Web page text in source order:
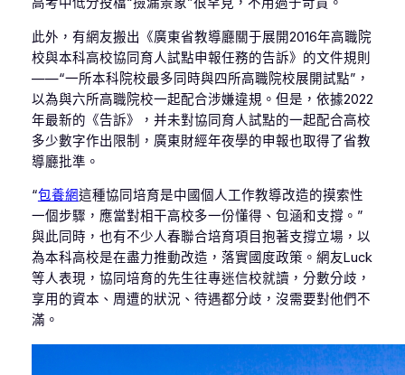
此外，有網友搬出《廣東省教導廳關于展開2016年高職院
校與本科高校協同育人試點申報任務的告訴》的文件規則
——“一所本科院校最多同時與四所高職院校展開試點”，
以為與六所高職院校一起配合涉嫌違規。但是，依據2022
年最新的《告訴》，并未對協同育人試點的一起配合高校
多少數字作出限制，廣東財經年夜學的申報也取得了省教
導廳批準。
“包養網這種協同培育是中國個人工作教導改造的摸索性
一個步驟，應當對相干高校多一份懂得、包涵和支撐。”
與此同時，也有不少人春聯合培育項目抱著支撐立場，以
為本科高校是在盡力推動改造，落實國度政策。網友Luck
等人表現，協同培育的先生往專迷信校就讀，分數分歧，
享用的資本、周遭的狀況、待遇都分歧，沒需要對他們不
滿。